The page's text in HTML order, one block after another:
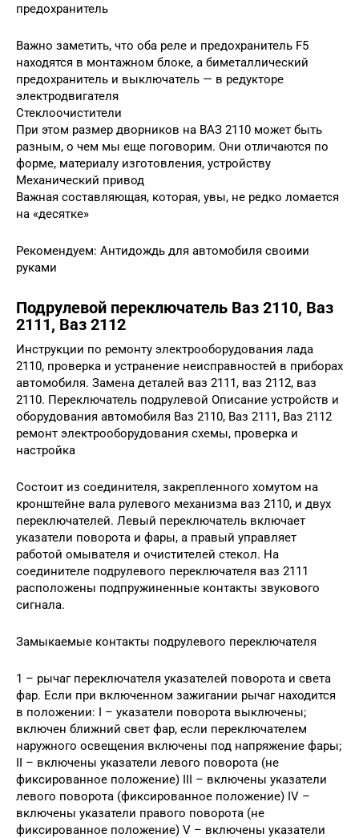
предохранитель
Важно заметить, что оба реле и предохранитель F5
находятся в монтажном блоке, а биметаллический
предохранитель и выключатель — в редукторе
электродвигателя
Стеклоочистители
При этом размер дворников на ВАЗ 2110 может быть
разным, о чем мы еще поговорим. Они отличаются по
форме, материалу изготовления, устройству
Механический привод
Важная составляющая, которая, увы, не редко ломается
на «десятке»
Рекомендуем: Антидождь для автомобиля своими
руками
Подрулевой переключатель Ваз 2110, Ваз
2111, Ваз 2112
Инструкции по ремонту электрооборудования лада
2110, проверка и устранение неисправностей в приборах
автомобиля. Замена деталей ваз 2111, ваз 2112, ваз
2110. Переключатель подрулевой Описание устройств и
оборудования автомобиля Ваз 2110, Ваз 2111, Ваз 2112
ремонт электрооборудования схемы, проверка и
настройка
Состоит из соединителя, закрепленного хомутом на
кронштейне вала рулевого механизма ваз 2110, и двух
переключателей. Левый переключатель включает
указатели поворота и фары, а правый управляет
работой омывателя и очистителей стекол. На
соединителе подрулевого переключателя ваз 2111
расположены подпружиненные контакты звукового
сигнала.
Замыкаемые контакты подрулевого переключателя
1 – рычаг переключателя указателей поворота и света
фар. Если при включенном зажигании рычаг находится
в положении: I – указатели поворота выключены;
включен ближний свет фар, если переключателем
наружного освещения включены под напряжение фары;
II – включены указатели левого поворота (не
фиксированное положение) III – включены указатели
левого поворота (фиксированное положение) IV –
включены указатели правого поворота (не
фиксированное положение) V – включены указатели